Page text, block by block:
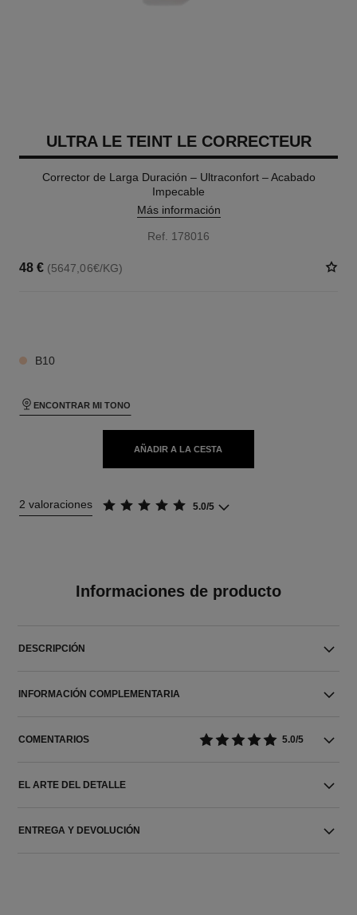
ULTRA LE TEINT LE CORRECTEUR
Corrector de Larga Duración – Ultraconfort – Acabado
Impecable
Más información
Ref. 178016
48 € (5647,06€/KG)
B10
ENCONTRAR MI TONO
AÑADIR A LA CESTA
2 valoraciones 5.0/5
Informaciones de producto
DESCRIPCIÓN
INFORMACIÓN COMPLEMENTARIA
COMENTARIOS 5.0/5
EL ARTE DEL DETALLE
ENTREGA Y DEVOLUCIÓN